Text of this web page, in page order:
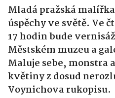
Mladá pražská
úspěchy ve světě. Ve
17 hodin bude
Městském muzeu a
Maluje sebe, monstra
květiny z dosud
Voynichova rukopisu.